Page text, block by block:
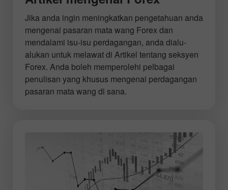
Jika anda ingin meningkatkan pengetahuan anda
mengenai pasaran mata wang Forex dan
mendalami isu-isu perdagangan, anda dialu-
alukan untuk melawat di Artikel tentang seksyen
Forex. Anda boleh memperolehi pelbagai
penulisan yang khusus mengenai perdagangan
pasaran mata wang di sana.